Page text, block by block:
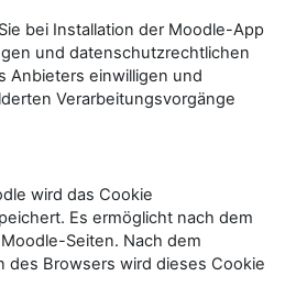
bei Installation der Moodle-App
und datenschutzrechtlichen
Anbieters einwilligen und
Verarbeitungsvorgänge
wird das Cookie
Es ermöglicht nach dem
Seiten. Nach dem
des Browsers wird dieses Cookie